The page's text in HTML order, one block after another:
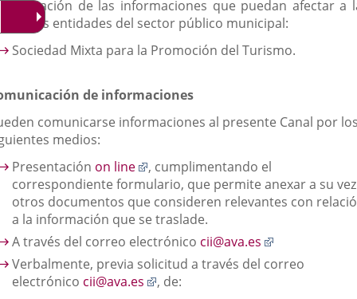
de las informaciones que puedan afectar a
entidades del sector público municipal:
Sociedad Mixta para la Promoción del Turismo.
de informaciones
comunicarse informaciones al presente Canal por
medios:
Presentación on line
Enlace
a
una
aplicación
externa.
, cumplimentando el
correspondiente formulario, que permite anexar a su vez
otros documentos que consideren relevantes con
a la información que se traslade.
A través del correo electrónico cii@ava.es
a
Verbalmente, previa solicitud a través del correo
electrónico cii@ava.es
Enlace
, de: